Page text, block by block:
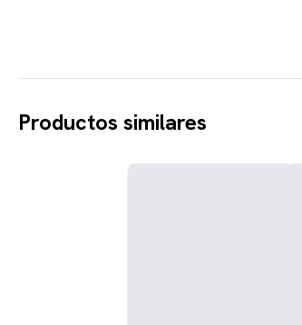
Productos similares